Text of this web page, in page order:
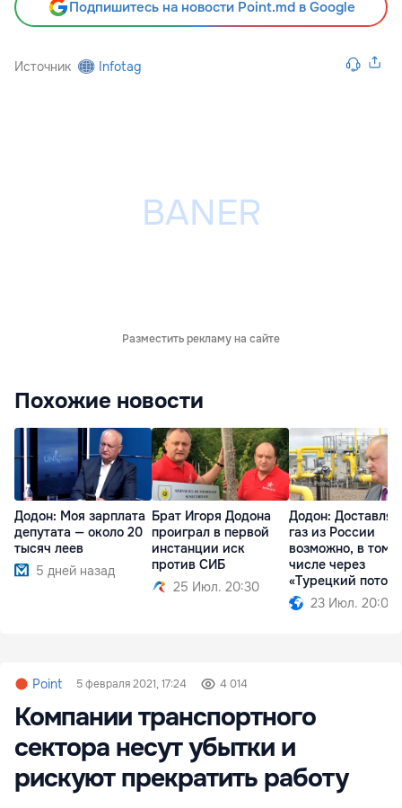
Подпишитесь на новости Point.md в Google
Источник Infotag
Разместить рекламу на сайте
Похожие новости
Додон: Моя зарплата
депутата — около 20
тысяч леев
5 дней назад
Брат Игоря Додона
проиграл в первой
инстанции иск
против СИБ
25 Июл. 20:30
Додон:
газ из России
возможно, в том
числе через
«Турецкий поток»
23 Июл. 20:09
Point 5 февраля 2021, 17:24 4 014
Компании транспортного
сектора несут убытки и
рискуют прекратить работу